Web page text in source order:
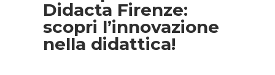
Didacta Firenze:
scopri l’innovazione
nella didattica!